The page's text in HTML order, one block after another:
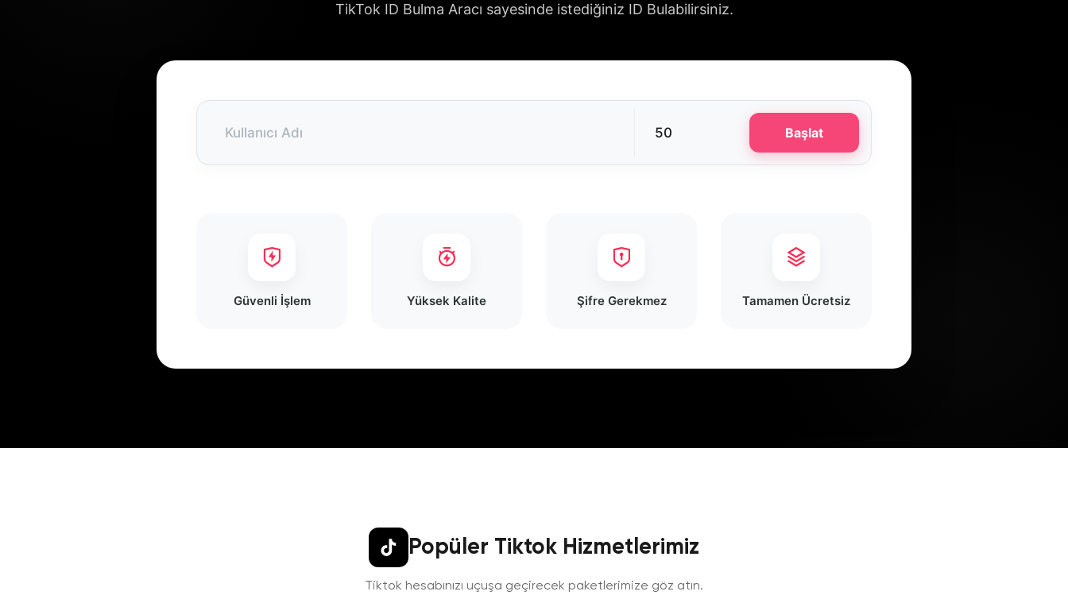
TikTok ID Bulma Aracı sayesinde istediğiniz ID Bulabilirsiniz.
Başlat
Güvenli İşlem Yüksek Kalite Şifre Gerekmez Tamamen Ücretsiz
Popüler Tiktok Hizmetlerimiz
Tiktok hesabınızı uçuşa geçirecek paketlerimize göz atın.